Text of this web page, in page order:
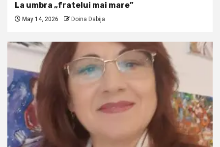
La umbra „fratelui mai mare”
May 14, 2026 Doina Dabija